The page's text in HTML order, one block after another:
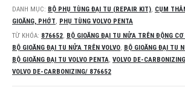
DANH MỤC: BỘ PHỤ TÙNG ĐẠI TU (REPAIR KIT), CỤM
GIOĂNG, PHỚT, PHỤ TÙNG VOLVO PENTA
TỪ KHÓA: 876652 BỘ GIOĂNG ĐẠI TU NỬA TRÊN ĐỘNG CƠ
BỘ GIOĂNG ĐẠI TU NỬA TRÊN VOLVO BỘ GIOĂNG ĐẠI TU
BỘ GIOĂNG ĐẠI TU VOLVO PENTA VOLVO DE-CARBONIZING
VOLVO DE-CARBONIZING/ 876652